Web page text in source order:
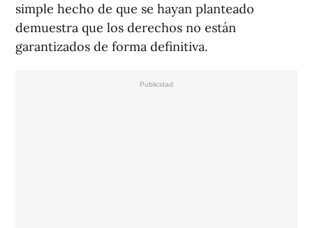
simple hecho de que se hayan planteado
demuestra que los derechos no están
garantizados de forma definitiva.